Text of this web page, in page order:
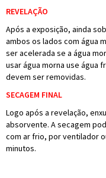
REVELAÇÃO
Após a exposição, ainda
ambos os lados com água
ser acelerada se a água
usar água morna use água
devem ser removidas.
SECAGEM FINAL
Logo após a revelação,
absorvente. A secagem
com ar frio, por ventilador
minutos.